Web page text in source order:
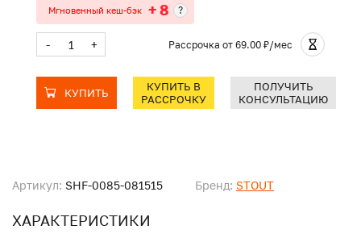
Артикул: SHF-0085-081515 Бренд: STOUT
ХАРАКТЕРИСТИКИ
Мгновенный кеш-бэк + 8 ?
- + Рассрочка от 69.00 ₽/мес
КУПИТЬ
КУПИТЬ В
РАССРОЧКУ
ПОЛУЧИТЬ
КОНСУЛЬТАЦИЮ